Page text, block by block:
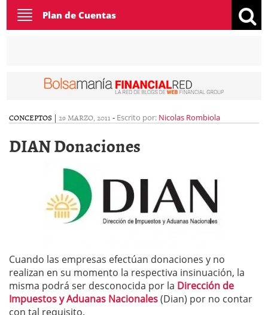
Toggle
navigation
Plan de Cuentas
CONCEPTOS | 29 MARZO, 2011 - Escrito por: Nicolas Rombiola
DIAN Donaciones
Cuando las empresas efectúan donaciones y no
realizan en su momento la respectiva insinuación, la
misma podrá ser desconocida por la Dirección de
Impuestos y Aduanas Nacionales(Dian) por no contar
con tal requisito.